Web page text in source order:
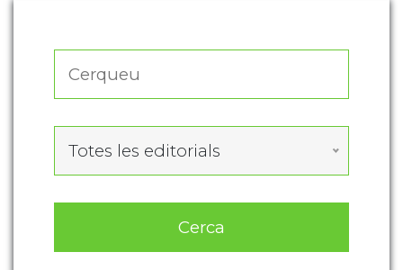
Totes les editorials
Cerca